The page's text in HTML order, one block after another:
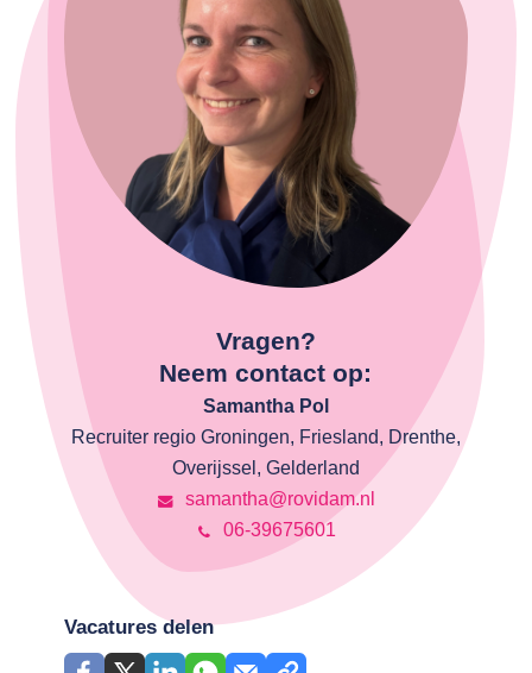
Vragen?
Neem contact op:
Samantha Pol
Recruiter regio Groningen, Friesland, Drenthe,
Overijssel, Gelderland
samantha@rovidam.nl
06-39675601
Vacatures delen